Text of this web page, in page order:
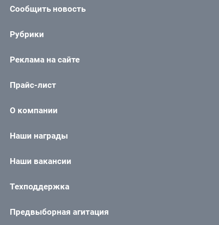
Сообщить новость
Рубрики
Реклама на сайте
Прайс-лист
О компании
Наши награды
Наши вакансии
Техподдержка
Предвыборная агитация